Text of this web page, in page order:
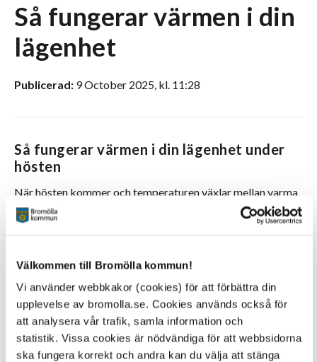
Välkommen till Bromölla kommun!
Vi använder webbkakor (cookies) för att förbättra din
upplevelse av bromolla.se. Cookies används också för
att analysera vår trafik, samla information och
statistik. Vissa cookies är nödvändiga för att webbsidorna
ska fungera korrekt och andra kan du välja att stänga
Så fungerar värmen i din
lägenhet
Publicerad: 9 October 2025, kl. 11:28
Så fungerar värmen i din lägenhet under
hösten
När hösten kommer och temperaturen växlar mellan varma
dagar och kyliga nätter kan elementen ibland kännas svala.
Det betyder inte att något är fel – värmesystemet styrs
Värmen startar när det varit kyligt flera dagar i rad. Under
dagar och kalla kvällar, kan elementen därför upplevas som
svala även om inomhustemperaturen är den rätta.
Målet är att hålla en inomhustemperatur på cirka
grader, vilket är den rekommenderade nivån enligt gällande
riktlinjer.